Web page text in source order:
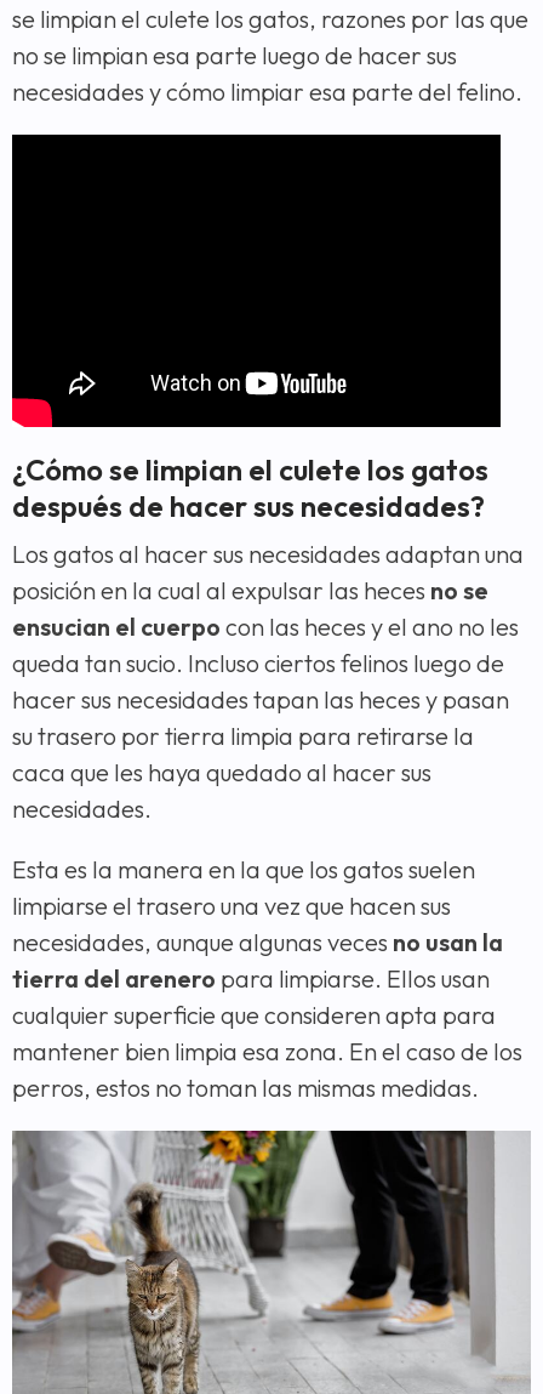
se limpian el culete los gatos, razones por las que
no se limpian esa parte luego de hacer sus
necesidades y cómo limpiar esa parte del felino.
¿Cómo se limpian el culete los gatos
después de hacer sus necesidades?
Los gatos al hacer sus necesidades adaptan una
posición en la cual al expulsar las heces no se
ensucian el cuerpo con las heces y el ano no les
queda tan sucio. Incluso ciertos felinos luego de
hacer sus necesidades tapan las heces y pasan
su trasero por tierra limpia para retirarse la
caca que les haya quedado al hacer sus
necesidades.
Esta es la manera en la que los gatos suelen
limpiarse el trasero una vez que hacen sus
necesidades, aunque algunas veces no usan la
tierra del arenero para limpiarse. Ellos usan
cualquier superficie que consideren apta para
mantener bien limpia esa zona. En el caso de los
perros, estos no toman las mismas medidas.